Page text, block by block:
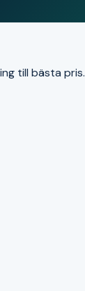
till bästa pris.